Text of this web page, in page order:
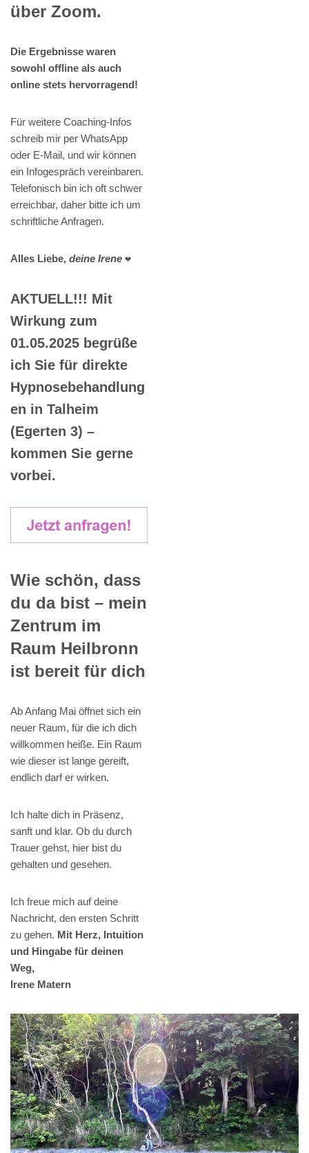
über Zoom.
Die Ergebnisse waren
sowohl offline als auch
online stets hervorragend!
Für weitere Coaching-Infos
schreib mir per WhatsApp
oder E-Mail, und wir können
ein Infogespräch vereinbaren.
Telefonisch bin ich oft schwer
erreichbar, daher bitte ich um
schriftliche Anfragen.
Alles Liebe, deine Irene ❤️
AKTUELL!!! Mit
Wirkung zum
01.05.2025 begrüße
ich Sie für direkte
Hypnosebehandlung
en in Talheim
(Egerten 3) –
kommen Sie gerne
vorbei.
Wie schön, dass
du da bist – mein
Zentrum im
Raum Heilbronn
ist bereit für dich
Ab Anfang Mai öffnet sich ein
neuer Raum, für die ich dich
willkommen heiße. Ein Raum
wie dieser ist lange gereift,
endlich darf er wirken.
Ich halte dich in Präsenz,
sanft und klar. Ob du durch
Trauer gehst, hier bist du
gehalten und gesehen.
Ich freue mich auf deine
Nachricht, den ersten Schritt
zu gehen. Mit Herz, Intuition
und Hingabe für deinen
Weg,
Irene Matern